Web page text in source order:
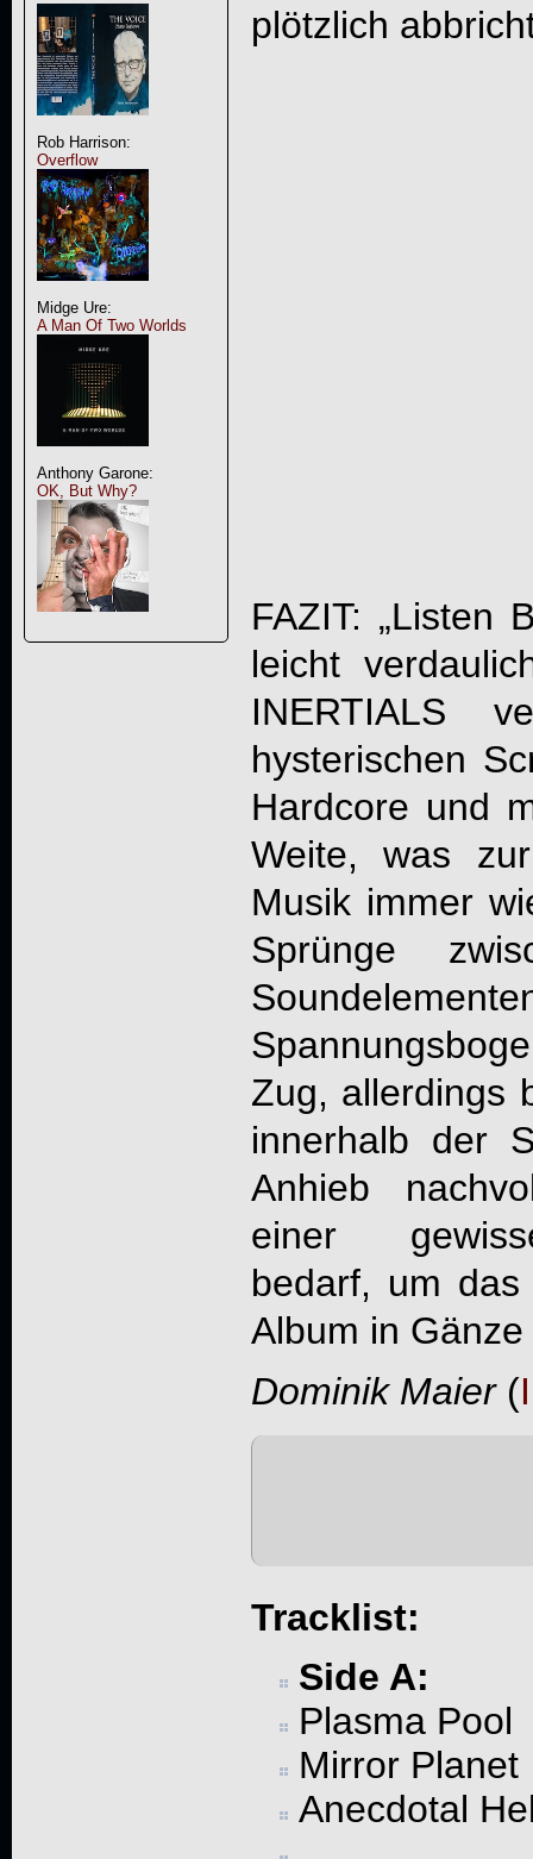
Rob Harrison:
Overflow
Midge Ure:
A Man Of Two Worlds
Anthony Garone:
OK, But Why?
plötzlich
FAZIT: „Listen
leicht
INERTIALS
hysterischen
Hardcore und
Weite, was
Musik immer
Sprünge
Zug, allerdings
innerhalb der
Anhieb
einer
bedarf, um
Album in
Dominik Maier(
Tracklist:
Side A:
Plasma Pool
Mirror Planet
Anecdotal